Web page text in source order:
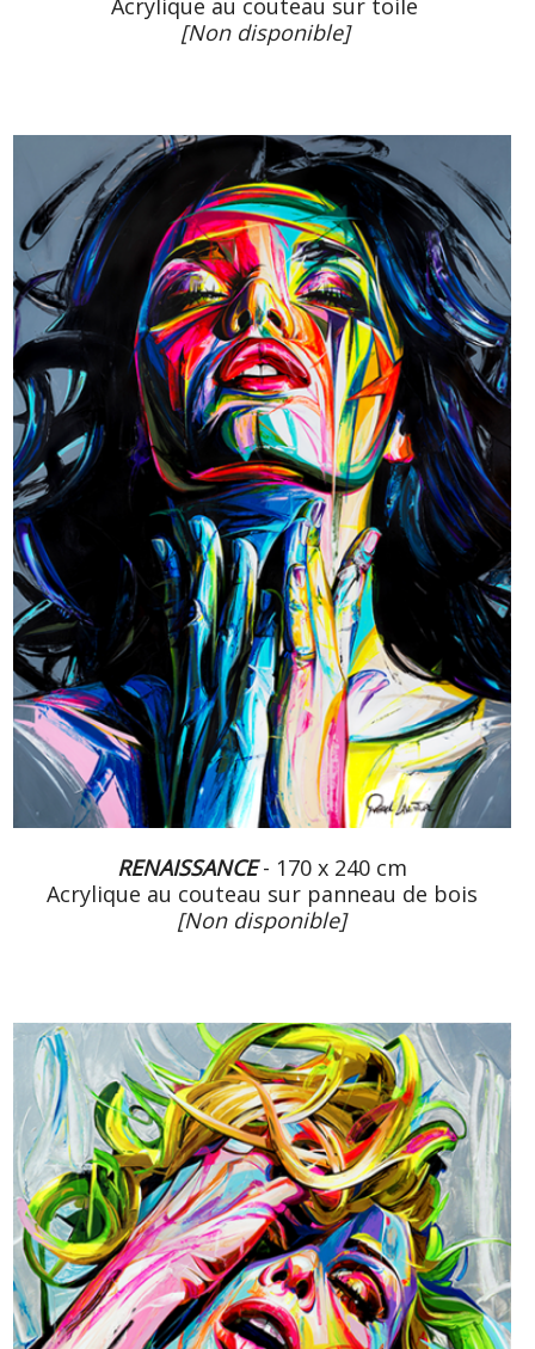
Acrylique au couteau sur toile
[Non disponible]
RENAISSANCE- 170 x 240 cm
Acrylique au couteau sur panneau de bois
[Non disponible]